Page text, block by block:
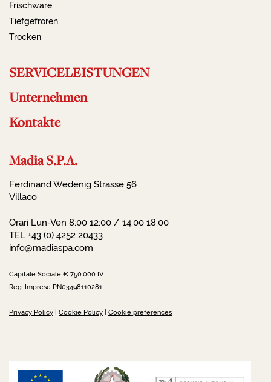
Frischware
Tiefgefroren
Trocken
SERVICELEISTUNGEN
Unternehmen
Kontakte
Madia S.P.A.
Ferdinand Wedenig Strasse 56
Villaco
Orari Lun-Ven 8:00 12:00 / 14:00 18:00
TEL +43 (0) 4252 20433
info@madiaspa.com
Capitale Sociale € 750.000 IV
Reg. Imprese PN03498110281
Privacy Policy Cookie Policy Cookie preferences